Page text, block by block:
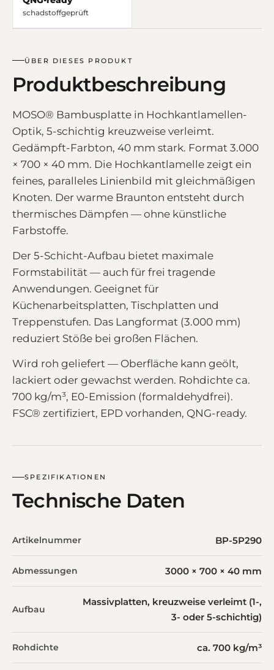
schadstoffgeprüft
ÜBER DIESES PRODUKT
Produktbeschreibung
MOSO® Bambusplatte in Hochkantlamellen-
Optik, 5-schichtig kreuzweise verleimt.
Gedämpft-Farbton, 40 mm stark. Format 3.000
× 700 × 40 mm. Die Hochkantlamelle zeigt ein
feines, paralleles Linienbild mit gleichmäßigen
Knoten. Der warme Braunton entsteht durch
thermisches Dämpfen — ohne künstliche
Farbstoffe.
Der 5-Schicht-Aufbau bietet maximale
Formstabilität — auch für frei tragende
Anwendungen. Geeignet für
Küchenarbeitsplatten, Tischplatten und
Treppenstufen. Das Langformat (3.000 mm)
reduziert Stöße bei großen Flächen.
Wird roh geliefert — Oberfläche kann geölt,
lackiert oder gewachst werden. Rohdichte ca.
700 kg/m³, E0-Emission (formaldehydfrei).
FSC® zertifiziert, EPD vorhanden, QNG-ready.
SPEZIFIKATIONEN
Technische Daten
Artikelnummer BP-5P290
Abmessungen 3000 × 700 × 40 mm
Aufbau
Massivplatten, kreuzweise verleimt (1-,
3- oder 5-schichtig)
Rohdichte ca. 700 kg/m³